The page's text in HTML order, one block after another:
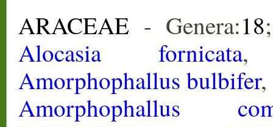
ARACEAE - Genera:18
Alocasia fornicata
Amorphophallus bulbifer,
Amorphophallus